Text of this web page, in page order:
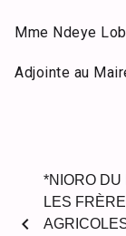
Mme Ndeye
Adjointe au
chevron_left
*NIORO DU
LES